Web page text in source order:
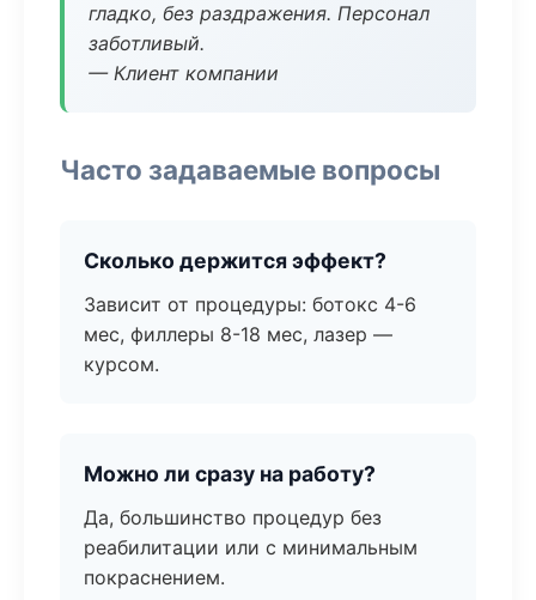
гладко, без раздражения. Персонал
заботливый.
— Клиент компании
Часто задаваемые вопросы
Сколько держится эффект?
Зависит от процедуры: ботокс 4-6
мес, филлеры 8-18 мес, лазер —
курсом.
Можно ли сразу на работу?
Да, большинство процедур без
реабилитации или с минимальным
покраснением.